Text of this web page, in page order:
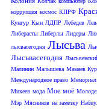
коррупция космос КПРФ
Кунгур Кын ЛДПР Лебедев
Либерасты Либерлы Лидеры
лысвасегодня Лысьва
Лысьвасегодня
Малинин Малышева Мамаев
Международное право Мемориал
Михеев мода Мое моё
Мэр Мясников на заметку